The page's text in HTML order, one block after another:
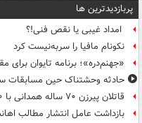
پربازدیدترین ها
امداد غیبی یا نقص فنی!؟
نکونام مافیا را سربه‌نیست کرد
«جهنم‌دره»؛ برنامه تایوان برای
حادثه وحشتناک حین مسابقات
قاتلان پیرزن ۷۰ ساله همدانی با ۵۰ گرم طلا دستگیر شدند
بازداشت عامل انتشار مطالب